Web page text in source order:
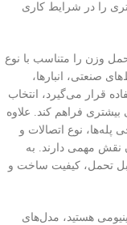
را در شرایط کاری
وزن را متناسب با نوع
صنعتی، انبارها،
قرار می‌گیرد، انتخاب
فراهم کند. علاوه
پله‌ها، نوع اتصالات و
نقش مهمی دارند. به
تحمل، کیفیت ساخت و
هستید، مدل‌های